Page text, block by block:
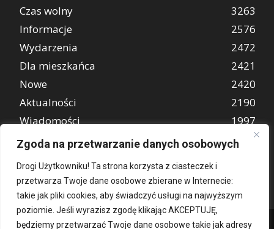
Zgoda na przetwarzanie danych osobowych
Drogi Użytkowniku! Ta strona korzysta z ciasteczek i
przetwarza Twoje dane osobowe zbierane w Internecie:
takie jak pliki cookies, aby świadczyć usługi na najwyższym
poziomie. Jeśli wyrazisz zgodę klikając AKCEPTUJĘ,
będziemy przetwarzać Twoje dane osobowe takie jak adresy
Czas wolny
3263
Informacje
2576
Wydarzenia
2472
Dla mieszkańca
2421
Nowe
2420
Aktualności
2190
Wiadomości
1997
REKLAMA
849